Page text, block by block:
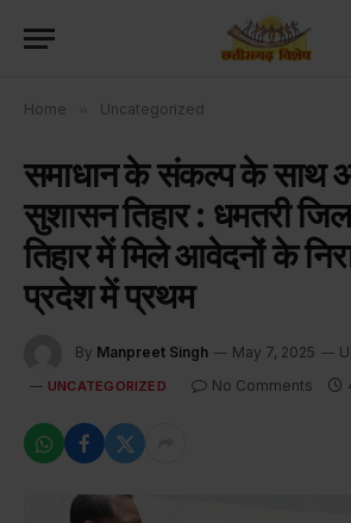
Home Uncategorized
समाधान के संकल्प के साथ
सुशासन तिहार : धमतरी
तिहार में मिले आवेदनों के
प्रदेश में प्रथम
By Manpreet Singh May 7, 2025
UNCATEGORIZED No Comments